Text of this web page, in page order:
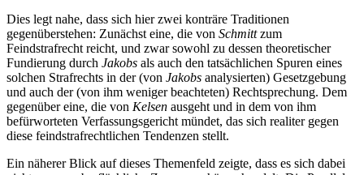
Dies legt nahe, dass sich hier zwei konträre Traditionen
gegenüberstehen: Zunächst eine, die von Schmittzum
Feindstrafrecht reicht, und zwar sowohl zu dessen theoretischer
Fundierung durch Jakobs als auch den tatsächlichen Spuren eines
solchen Strafrechts in der (von Jakobs analysierten) Gesetzgebung
und auch der (von ihm weniger beachteten) Rechtsprechung. Dem
gegenüber eine, die von Kelsen ausgeht und in dem von ihm
befürworteten Verfassungsgericht mündet, das sich realiter gegen
diese feindstrafrechtlichen Tendenzen stellt.
Ein näherer Blick auf dieses Themenfeld zeigte, dass es sich dabei